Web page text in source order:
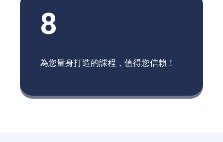
8
為您量身打造的課程，值得您信賴！